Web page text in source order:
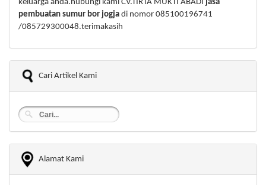
keluarga anda.hubungi kami CV.TIRTA MUKTI ABADI jasa
pembuatan sumur bor jogja di nomor 085100196741
/085729300048.terimakasih
Cari Artikel Kami
Alamat Kami